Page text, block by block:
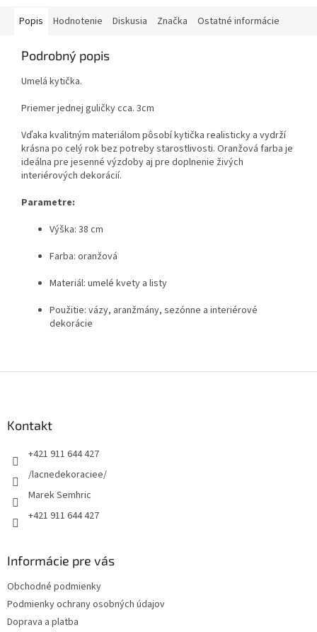
Popis Hodnotenie Diskusia Značka Ostatné informácie
Podrobný popis
Umelá kytička.
Priemer jednej guličky cca. 3cm
Vďaka kvalitným materiálom pôsobí kytička realisticky a vydrží
krásna po celý rok bez potreby starostlivosti. Oranžová farba je
ideálna pre jesenné výzdoby aj pre doplnenie živých
interiérových dekorácií.
Parametre:
Výška: 38 cm
Farba: oranžová
Materiál: umelé kvety a listy
Použitie: vázy, aranžmány, sezónne a interiérové
dekorácie
Kontakt
+421 911 644 427
/lacnedekoraciee/
Marek Semhric
+421 911 644 427
Informácie pre vás
Obchodné podmienky
Podmienky ochrany osobných údajov
Doprava a platba